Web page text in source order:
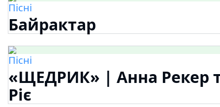
Пісні
Байрактар
Пісні
«ЩЕДРИК» | Анна Рекер
Ріє